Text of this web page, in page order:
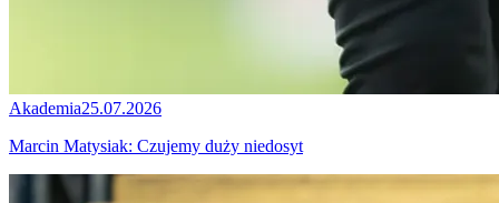
Akademia25.07.2026
Marcin Matysiak: Czujemy duży niedosyt